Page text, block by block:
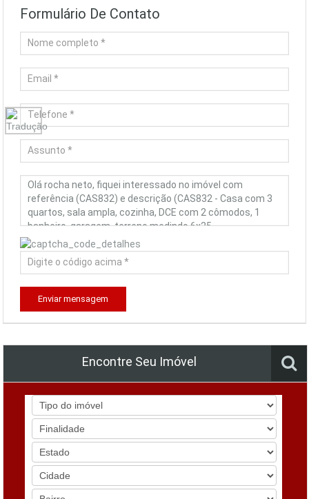
Formulário De Contato
Enviar mensagem
Encontre Seu Imóvel